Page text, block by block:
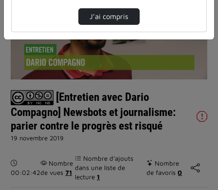
Lire
la
vidéo
[Entretien avec Dario
Compagno] Newsbots et journalisme:
parier contre le progrès est risqué
19 novembre 2019
Durée :
00:02:42
Nombre
de vues 71
Nombre d’ajouts
dans une liste de
lecture1
Nombre
de favoris0
J’ai compris